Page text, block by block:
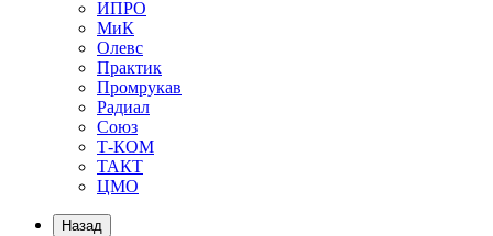
ИПРО
МиК
Олевс
Практик
Промрукав
Радиал
Союз
Т-КОМ
ТАКТ
ЦМО
Назад